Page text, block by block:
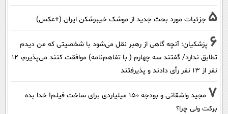
5 جزئیات مورد بحث جدید از موشک خیبرشکن ایران (+عکس)
6 پزشکیان‌: آنچه گاهی از رهبر نقل می‌شود با شخصیتی که من دیدم
تطابق ندارد/ گفتند سه چهارم ( با تفاهم‌نامه) موافقت کنند می‌پذیرم، 12
نفر از 13 نفر رأی دادند و پذیرفتند
7
مجید واشقانی و بودجه 150 میلیاردی برای ساخت فیلم! خدا بده
برکت ولی چرا؟